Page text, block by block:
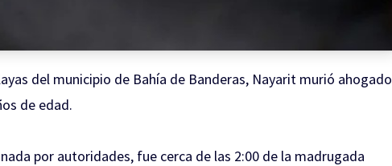
del municipio de Bahía de Banderas, Nayarit murió ahogado
de edad.
por autoridades, fue cerca de las 2:00 de la madrugada